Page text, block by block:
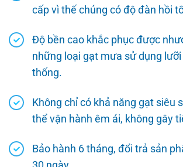
cấp vì thế chúng có độ đàn hồi
Độ bền cao khắc phục được
những loại gạt mưa sử dụng
thống.
Không chỉ có khả năng gạt siêu
thể vận hành êm ái, không gây
Bảo hành 6 tháng, đổi trả sản